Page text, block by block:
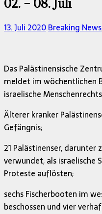
02. – 08. Juli
13. Juli 2020Breaking News
Das Palästinensische
meldet im wöchentlichen
israelische
Älterer kranker
Gefängnis;
21 Palästinenser, darunter
verwundet, als israelische
Proteste auflösten;
sechs Fischerbooten im
beschossen und vier